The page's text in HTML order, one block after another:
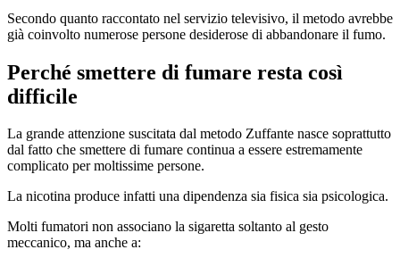
Secondo quanto raccontato nel servizio televisivo, il metodo avrebbe
già coinvolto numerose persone desiderose di abbandonare il fumo.
Perché smettere di fumare resta così
difficile
La grande attenzione suscitata dal metodo Zuffante nasce soprattutto
dal fatto che smettere di fumare continua a essere estremamente
complicato per moltissime persone.
La nicotina produce infatti una dipendenza sia fisica sia psicologica.
Molti fumatori non associano la sigaretta soltanto al gesto
meccanico, ma anche a: